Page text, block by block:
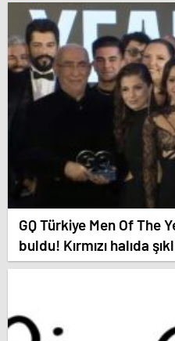
GQ Türkiye Men Of The
buldu! Kırmızı halıda